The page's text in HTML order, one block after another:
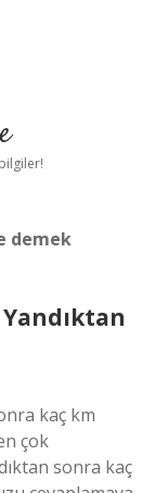
demek
Yandıktan
kaç km
çok
sonra kaç